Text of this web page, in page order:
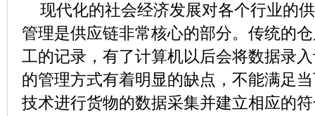
现代化的社会经济发展对各个行业的
管理是供应链非常核心的部分。传统的
工的记录，有了计算机以后会将数据录
的管理方式有着明显的缺点，不能满足
技术进行货物的数据采集并建立相应的